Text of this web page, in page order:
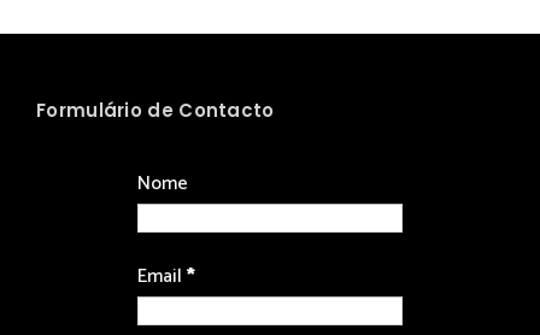
Formulário de Contacto
Nome
Email*